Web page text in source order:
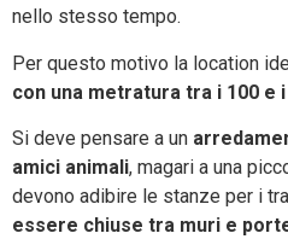
nello stesso tempo.
Per questo motivo la location
con una metratura tra i 100 e i
Si deve pensare a un
amici animali, magari a una
devono adibire le stanze per i
essere chiuse tra muri e